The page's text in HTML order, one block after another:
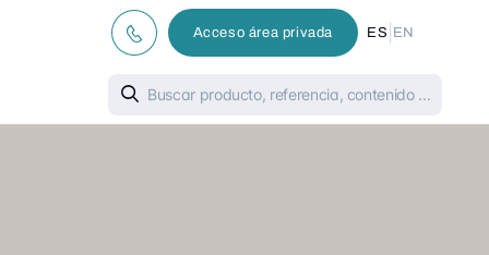
Acceso área privada ES EN